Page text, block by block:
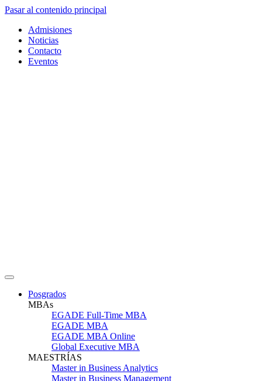
Pasar al contenido principal
Admisiones
Noticias
Contacto
Eventos
Posgrados
MBAs
EGADE Full-Time MBA
EGADE MBA
EGADE MBA Online
Global Executive MBA
MAESTRÍAS
Master in Business Analytics
Master in Business Management